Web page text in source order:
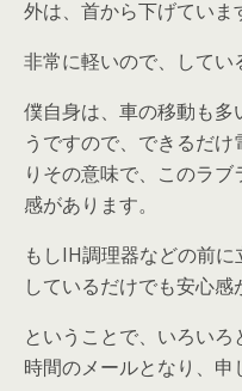
外は、首から下げていま
非常に軽いので、してい
僕自身は、車の移動も多
うですので、できるだ
りその意味で、このラ
感があります。
もしIH調理器などの前
しているだけでも安心感
ということで、いろい
時間のメールとなり、申